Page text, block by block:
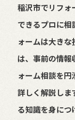
稲沢市でリフォ
できるプロに相
ォームは大き
は、事前の情報
ォーム相談を
詳しく解説しま
る知識を身につ